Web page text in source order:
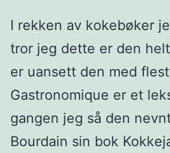
I rekken av kokebøker
tror jeg dette er den
er uansett den med
Gastronomique er et
gangen jeg så den
Bourdain sin bok